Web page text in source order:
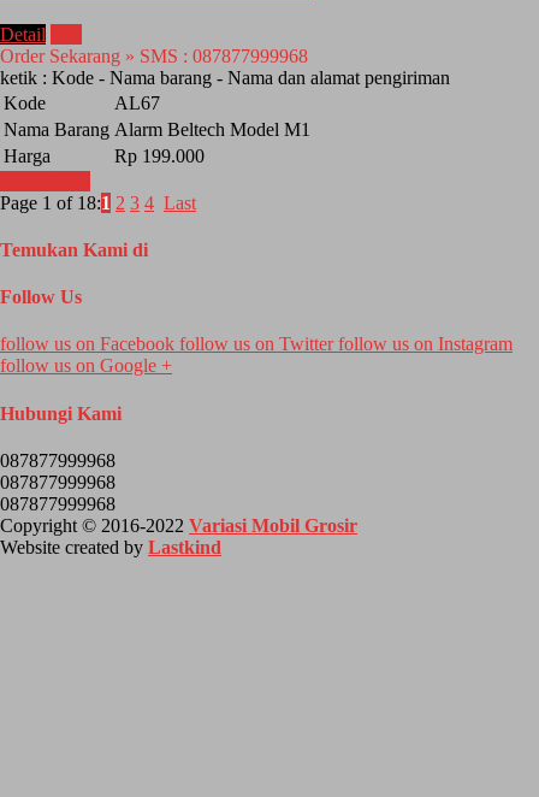
Detail
Order Sekarang » SMS : 087877999968
ketik : Kode - Nama barang - Nama dan alamat pengiriman
Kode
AL67
Nama Barang Alarm Beltech Model M1
Harga
Rp 199.000
Page 1 of 18:1 2 3 4 Last
Temukan Kami di
Follow Us
follow us on Facebook follow us on Twitter follow us on Instagram
follow us on Google +
Hubungi Kami
087877999968
087877999968
087877999968
Copyright © 2016-2022 Variasi Mobil Grosir
Website created by Lastkind